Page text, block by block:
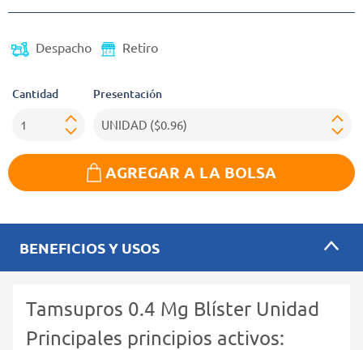
Despacho Retiro
Cantidad Presentación
AGREGAR A LA BOLSA
BENEFICIOS Y USOS
Tamsupros 0.4 Mg Blíster Unidad
Principales principios activos: